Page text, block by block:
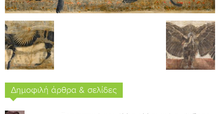
Δημοφιλή άρθρα & σελίδες